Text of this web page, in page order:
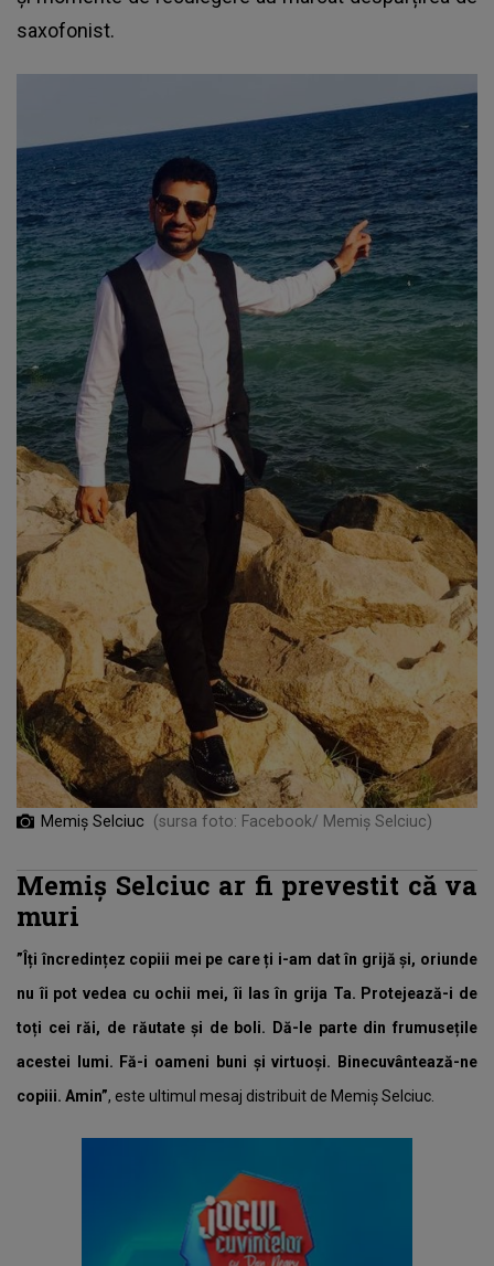
saxofonist.
Memiș Selciuc (sursa foto: Facebook/ Memiș Selciuc)
Memiș Selciuc ar fi prevestit că va
muri
”Îți încredințez copiii mei pe care ți i-am dat în grijă și, oriunde
nu îi pot vedea cu ochii mei, îi las în grija Ta. Protejează-i de
toți cei răi, de răutate și de boli. Dă-le parte din frumusețile
acestei lumi. Fă-i oameni buni și virtuoși. Binecuvântează-ne
copiii. Amin”, este ultimul mesaj distribuit de Memiș Selciuc.